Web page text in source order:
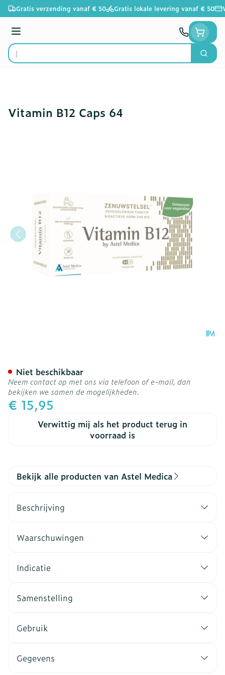
Ga naar de inhoud
Gratis verzending vanaf € 50 Gratis lokale levering vanaf € 50
Menu
Product, merk, categorie...
Zoek
Vitamin B12 Caps 64
€ 15,95
Verwittig mij als het product terug in
voorraad is
Niet beschikbaar
Neem contact op met ons via telefoon of e-mail, dan
bekijken we samen de mogelijkheden.
Bekijk alle producten van Astel Medica
Beschrijving
Waarschuwingen
Indicatie
Samenstelling
Gebruik
Gegevens